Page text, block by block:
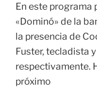
En este programa
«Dominó» de la
la presencia de
Fuster, tecladista
respectivamente.
próximo